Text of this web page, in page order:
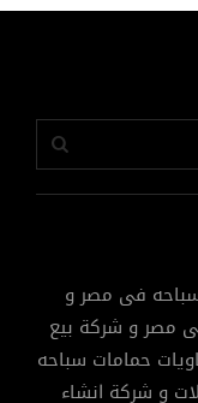
فى مصر و
مصر و شركة بيع
حمامات سباحه
و شركة انشاء